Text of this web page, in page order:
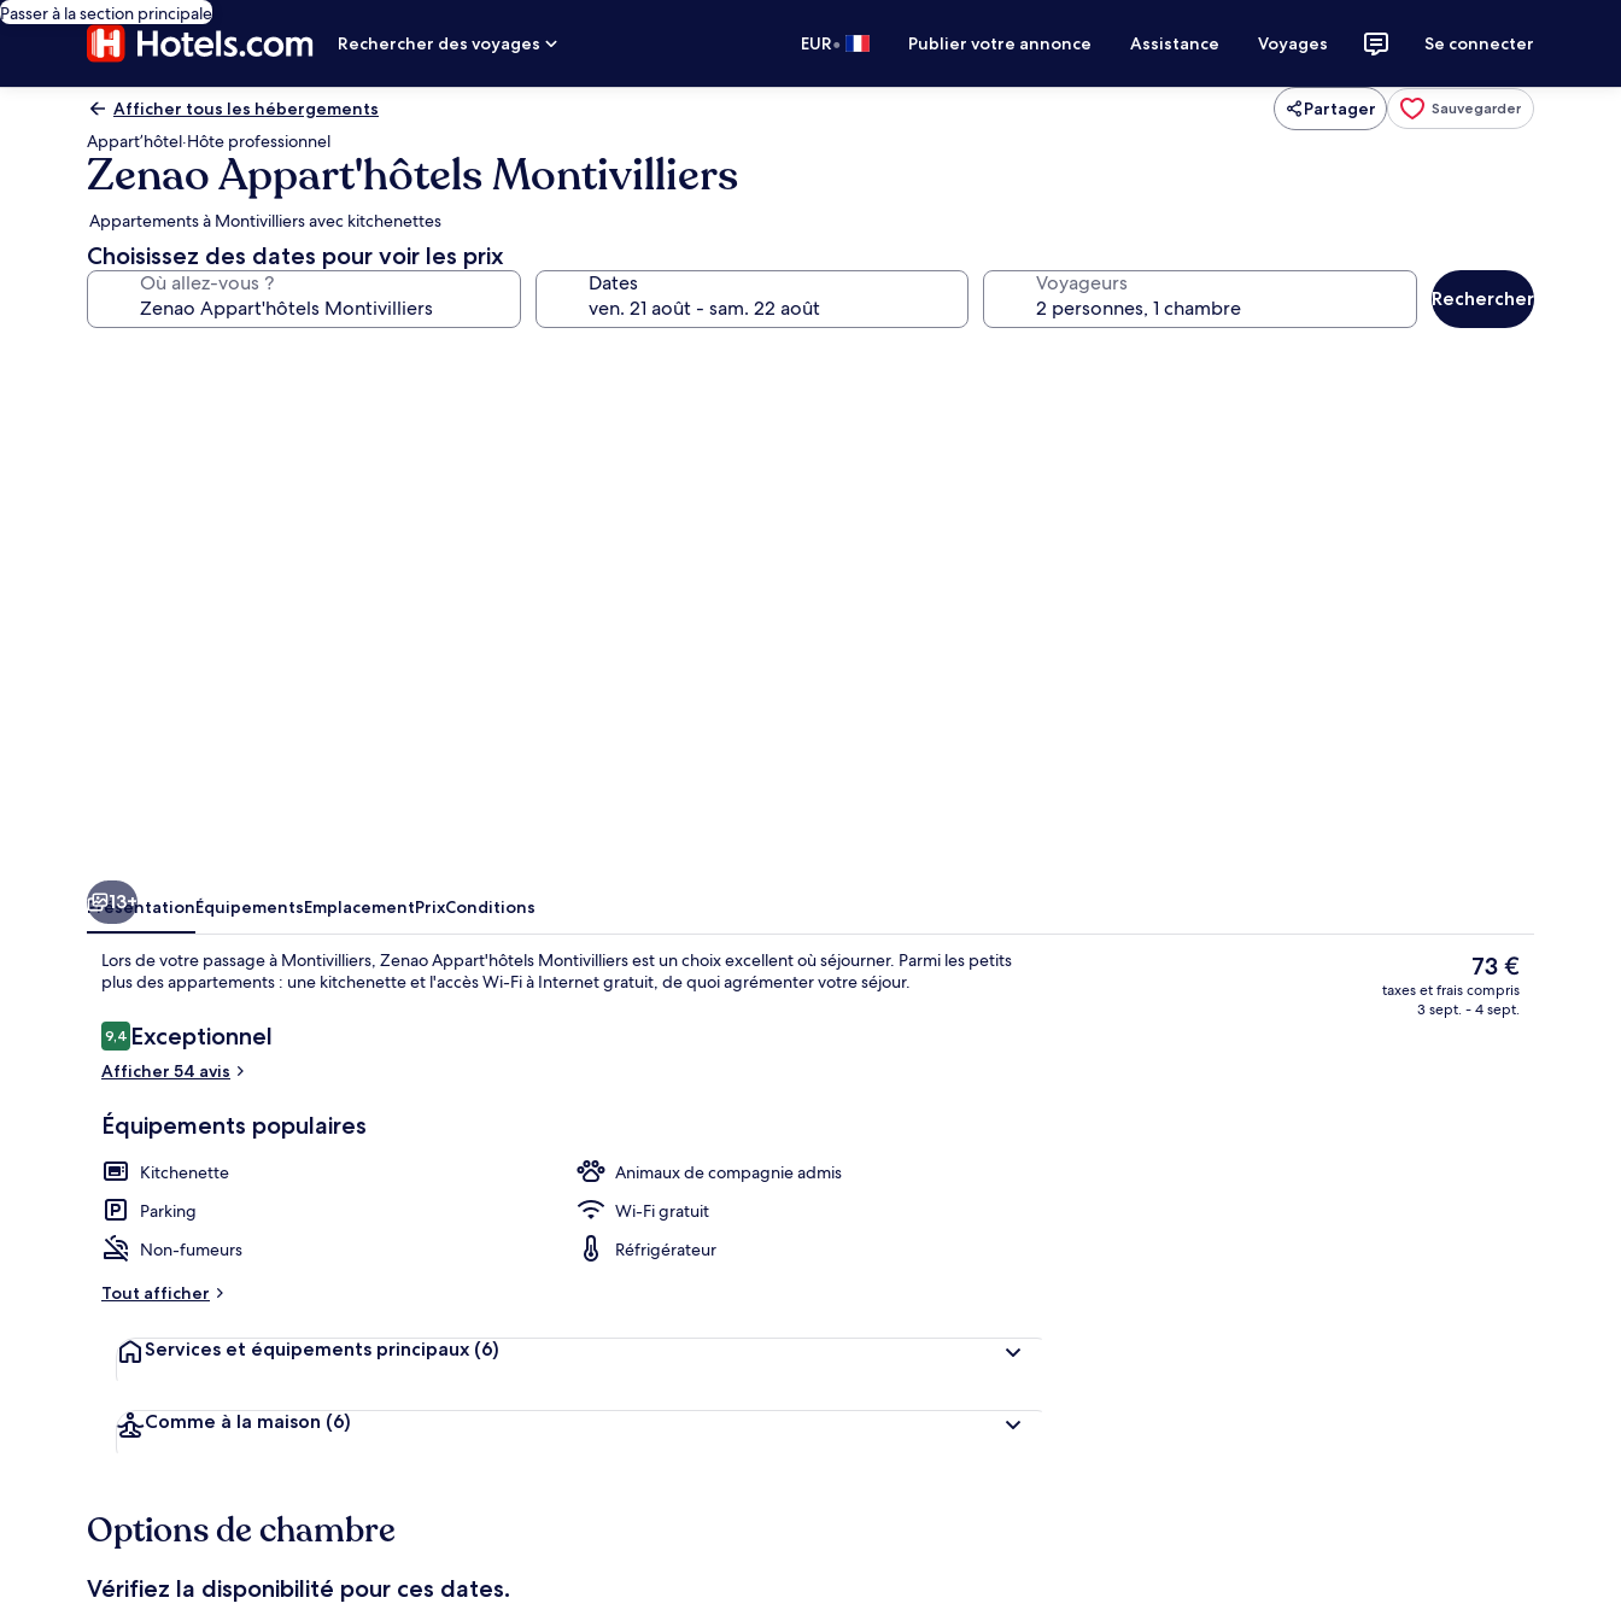
Passer à la section principale
Rechercher des voyages
EUR• Publier votre annonce Assistance Voyages Se connecter
Afficher tous les hébergements Partager Sauvegarder
Appart’hôtel·Hôte professionnel
Zenao Appart'hôtels Montivilliers
Appartements à Montivilliers avec kitchenettes
Choisissez des dates pour voir les prix
Où allez-vous ? Dates Voyageurs
Rechercher
13+
PrésentationÉquipementsEmplacementPrixConditions
Lors de votre passage à Montivilliers, Zenao Appart'hôtels Montivilliers est un choix excellent où séjourner. Parmi les petits
plus des appartements : une kitchenette et l'accès Wi-Fi à Internet gratuit, de quoi agrémenter votre séjour.
Avis
voyageurs
9,49,4 sur 10
Exceptionnel
Afficher 54 avis
Équipements populaires
Kitchenette
Animaux de compagnie admis
Parking
Wi-Fi gratuit
Non-fumeurs
Réfrigérateur
Tout afficher
Services et équipements principaux (6)
Comme à la maison (6)
Le
prix
actuel
73 €
taxes et frais compris
3 sept. - 4 sept.
Options de chambre
Vérifiez la disponibilité pour ces dates.